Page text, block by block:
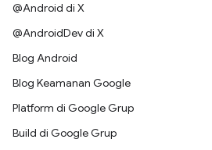
@Android di X
@AndroidDev di X
Blog Android
Blog Keamanan Google
Platform di Google Grup
Build di Google Grup